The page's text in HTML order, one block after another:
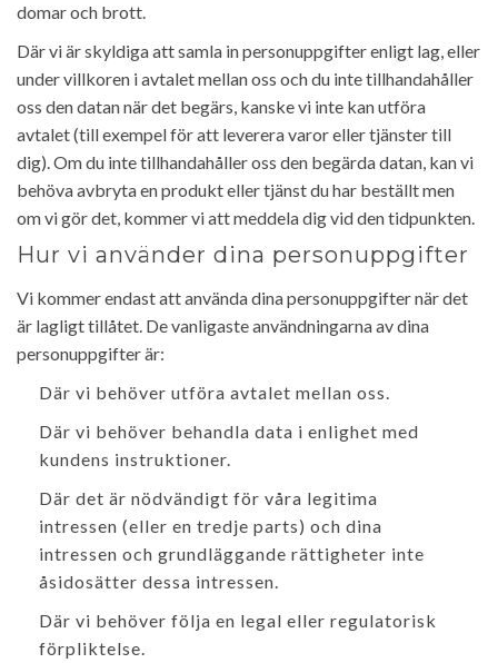
domar och brott.
Där vi är skyldiga att samla in personuppgifter enligt lag, eller
under villkoren i avtalet mellan oss och du inte tillhandahåller
oss den datan när det begärs, kanske vi inte kan utföra
avtalet (till exempel för att leverera varor eller tjänster till
dig). Om du inte tillhandahåller oss den begärda datan, kan vi
behöva avbryta en produkt eller tjänst du har beställt men
om vi gör det, kommer vi att meddela dig vid den tidpunkten.
Hur vi använder dina personuppgifter
Vi kommer endast att använda dina personuppgifter när det
är lagligt tillåtet. De vanligaste användningarna av dina
personuppgifter är:
Där vi behöver utföra avtalet mellan oss.
Där vi behöver behandla data i enlighet med
kundens instruktioner.
Där det är nödvändigt för våra legitima
intressen (eller en tredje parts) och dina
intressen och grundläggande rättigheter inte
åsidosätter dessa intressen.
Där vi behöver följa en legal eller regulatorisk
förpliktelse.